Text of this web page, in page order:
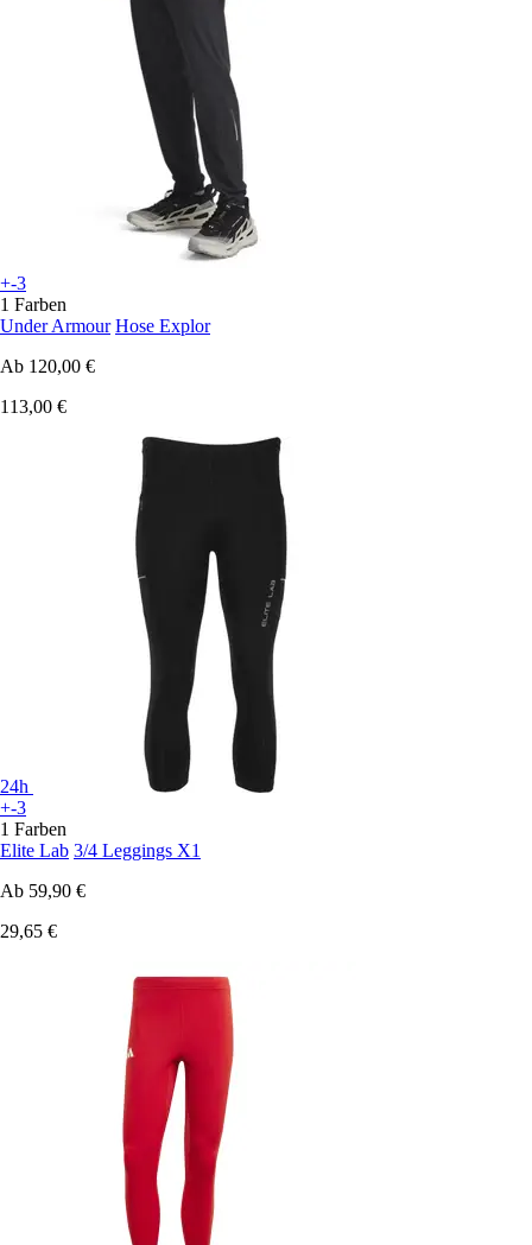
+-3
1 Farben
Under Armour Hose Explor
Ab 120,00 €
113,00 €
24h
+-3
1 Farben
Elite Lab 3/4 Leggings X1
Ab 59,90 €
29,65 €